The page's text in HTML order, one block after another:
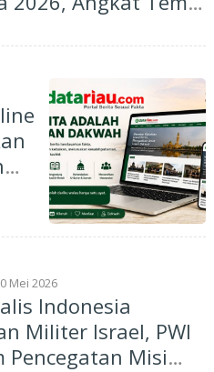
Mei 2026
Indonesia
Militer Israel, PWI
Pencegatan Misi